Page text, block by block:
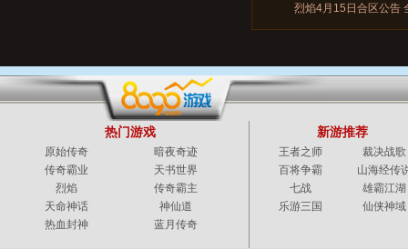
烈焰4月15日合区公告
热门游戏
原始传奇
暗夜奇迹
传奇霸业
天书世界
烈焰
传奇霸主
天命神话
神仙道
热血封神
蓝月传奇
新游推荐
王者之师
裁决战歌
百将争霸
山海经传
七战
雄霸江湖
乐游三国
仙侠神域